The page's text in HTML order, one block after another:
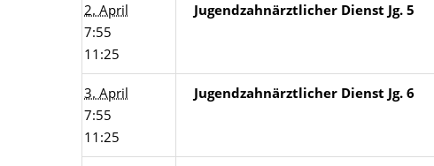
2. April
7:55
11:25
Jugendzahnärztlicher Dienst Jg. 5
3. April
7:55
11:25
Jugendzahnärztlicher Dienst Jg. 6